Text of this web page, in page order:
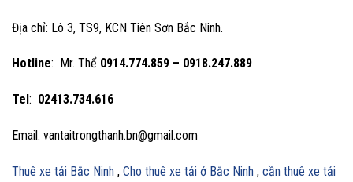
Địa chỉ: Lô 3, TS9, KCN Tiên Sơn Bắc Ninh.
Hotline: Mr. Thể 0914.774.859 – 0918.247.889
Tel: 02413.734.616
Email: vantaitrongthanh.bn@gmail.com
Thuê xe tải Bắc Ninh , Cho thuê xe tải ở Bắc Ninh , cần thuê xe tải